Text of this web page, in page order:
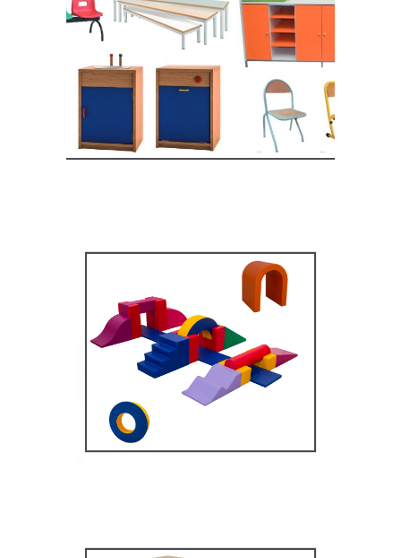
Equipement crèche et
maternelle
MOBILIER SCOLAIRE
Équipement pédagogique
MOBILIER SCOLAIRE